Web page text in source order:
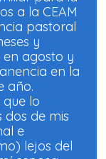
a la CEAM
pastoral
y
en agosto y
en la
año.
lo
dos de mis
e
lejos del